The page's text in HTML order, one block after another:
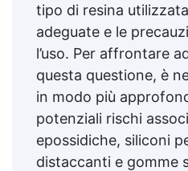
tipo di resina
adeguate e le
l’uso. Per affrontare
questa questione, è
in modo più
potenziali rischi
epossidiche, siliconi
distaccanti e gomme